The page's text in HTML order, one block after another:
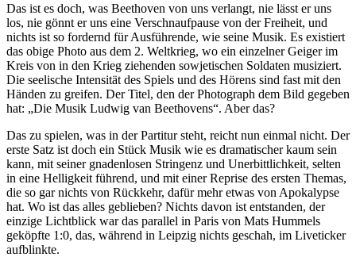
Das ist es doch, was Beethoven von uns verlangt, nie lässt er uns
los, nie gönnt er uns eine Verschnaufpause von der Freiheit, und
nichts ist so fordernd für Ausführende, wie seine Musik. Es existiert
das obige Photo aus dem 2. Weltkrieg, wo ein einzelner Geiger im
Kreis von in den Krieg ziehenden sowjetischen Soldaten musiziert.
Die seelische Intensität des Spiels und des Hörens sind fast mit den
Händen zu greifen. Der Titel, den der Photograph dem Bild gegeben
hat: „Die Musik Ludwig van Beethovens“. Aber das?
Das zu spielen, was in der Partitur steht, reicht nun einmal nicht. Der
erste Satz ist doch ein Stück Musik wie es dramatischer kaum sein
kann, mit seiner gnadenlosen Stringenz und Unerbittlichkeit, selten
in eine Helligkeit führend, und mit einer Reprise des ersten Themas,
die so gar nichts von Rückkehr, dafür mehr etwas von Apokalypse
hat. Wo ist das alles geblieben? Nichts davon ist entstanden, der
einzige Lichtblick war das parallel in Paris von Mats Hummels
geköpfte 1:0, das, während in Leipzig nichts geschah, im Liveticker
aufblinkte.